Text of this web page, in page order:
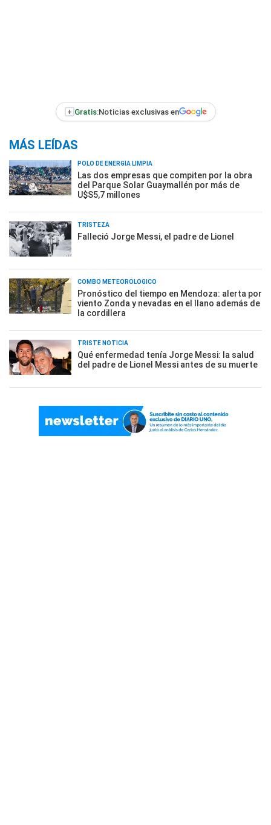
+ Gratis:Noticias exclusivas en
MÁS LEÍDAS
POLO DE ENERGÍA LIMPIA
Las dos empresas que compiten por la obra
del Parque Solar Guaymallén por más de
U$S5,7 millones
TRISTEZA
Falleció Jorge Messi, el padre de Lionel
COMBO METEOROLÓGICO
Pronóstico del tiempo en Mendoza: alerta por
viento Zonda y nevadas en el llano además de
la cordillera
TRISTE NOTICIA
Qué enfermedad tenía Jorge Messi: la salud
del padre de Lionel Messi antes de su muerte